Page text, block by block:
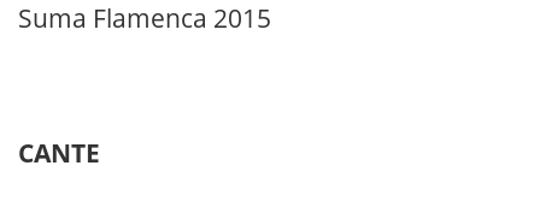
Suma Flamenca 2015
CANTE